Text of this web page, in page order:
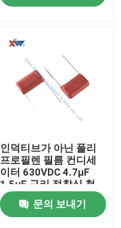
인덕티브가 아닌 폴리
프로필렌 필름 컨디세
이터 630VDC 4.7μF
1.5μF 구리 접착식 철
강 납
문의 보내기